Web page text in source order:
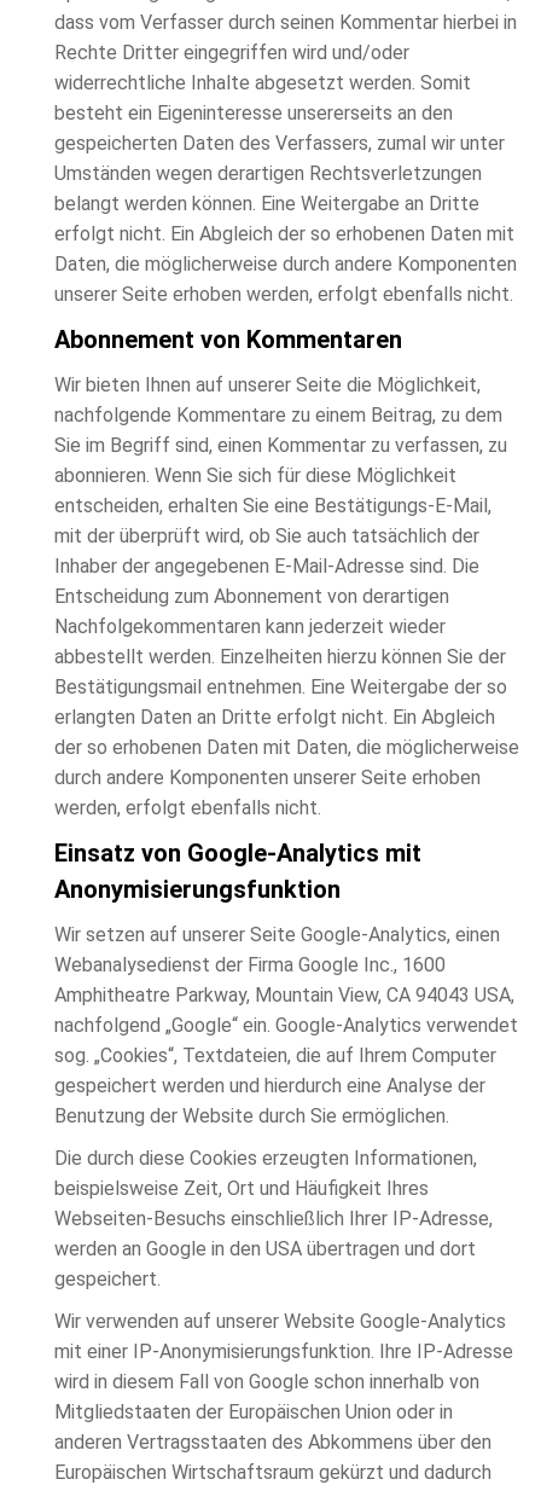
dass vom Verfasser durch seinen Kommentar hierbei in
Rechte Dritter eingegriffen wird und/oder
widerrechtliche Inhalte abgesetzt werden. Somit
besteht ein Eigeninteresse unsererseits an den
gespeicherten Daten des Verfassers, zumal wir unter
Umständen wegen derartigen Rechtsverletzungen
belangt werden können. Eine Weitergabe an Dritte
erfolgt nicht. Ein Abgleich der so erhobenen Daten mit
Daten, die möglicherweise durch andere Komponenten
unserer Seite erhoben werden, erfolgt ebenfalls nicht.
Abonnement von Kommentaren
Wir bieten Ihnen auf unserer Seite die Möglichkeit,
nachfolgende Kommentare zu einem Beitrag, zu dem
Sie im Begriff sind, einen Kommentar zu verfassen, zu
abonnieren. Wenn Sie sich für diese Möglichkeit
entscheiden, erhalten Sie eine Bestätigungs-E-Mail,
mit der überprüft wird, ob Sie auch tatsächlich der
Inhaber der angegebenen E-Mail-Adresse sind. Die
Entscheidung zum Abonnement von derartigen
Nachfolgekommentaren kann jederzeit wieder
abbestellt werden. Einzelheiten hierzu können Sie der
Bestätigungsmail entnehmen. Eine Weitergabe der so
erlangten Daten an Dritte erfolgt nicht. Ein Abgleich
der so erhobenen Daten mit Daten, die möglicherweise
durch andere Komponenten unserer Seite erhoben
werden, erfolgt ebenfalls nicht.
Einsatz von Google-Analytics mit
Anonymisierungsfunktion
Wir setzen auf unserer Seite Google-Analytics, einen
Webanalysedienst der Firma Google Inc., 1600
Amphitheatre Parkway, Mountain View, CA 94043 USA,
nachfolgend „Google“ ein. Google-Analytics verwendet
sog. „Cookies“, Textdateien, die auf Ihrem Computer
gespeichert werden und hierdurch eine Analyse der
Benutzung der Website durch Sie ermöglichen.
Die durch diese Cookies erzeugten Informationen,
beispielsweise Zeit, Ort und Häufigkeit Ihres
Webseiten-Besuchs einschließlich Ihrer IP-Adresse,
werden an Google in den USA übertragen und dort
gespeichert.
Wir verwenden auf unserer Website Google-Analytics
mit einer IP-Anonymisierungsfunktion. Ihre IP-Adresse
wird in diesem Fall von Google schon innerhalb von
Mitgliedstaaten der Europäischen Union oder in
anderen Vertragsstaaten des Abkommens über den
Europäischen Wirtschaftsraum gekürzt und dadurch